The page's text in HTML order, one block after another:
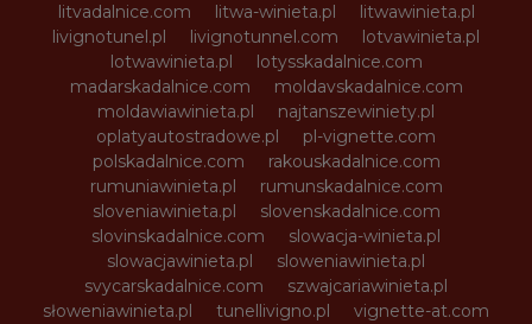
litvadalnice.com
litwa-winieta.pl
litwawinieta.pl
livignotunel.pl
livignotunnel.com
lotvawinieta.pl
lotwawinieta.pl
lotysskadalnice.com
madarskadalnice.com
moldavskadalnice.com
moldawiawinieta.pl
najtanszewiniety.pl
oplatyautostradowe.pl
pl-vignette.com
polskadalnice.com
rakouskadalnice.com
rumuniawinieta.pl
rumunskadalnice.com
sloveniawinieta.pl
slovenskadalnice.com
slovinskadalnice.com
slowacja-winieta.pl
slowacjawinieta.pl
sloweniawinieta.pl
svycarskadalnice.com
szwajcariawinieta.pl
słoweniawinieta.pl
tunellivigno.pl
vignette-at.com